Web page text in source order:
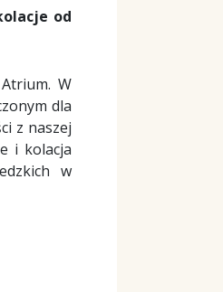
od
W
dla
z naszej
i kolacja
w